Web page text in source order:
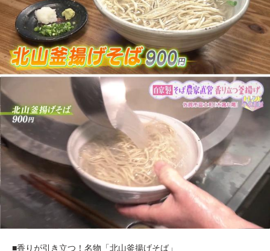
■香りが引き立つ！名物「北山釜揚げそば」